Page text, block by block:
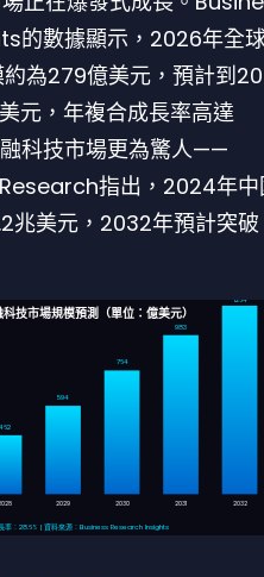
的數據顯示，2026年全
為279億美元，預計到
元，年複合成長率高達
科技市場更為驚人——
指出，2024年中
兆美元，2032年預計突破
技市場規模預測（單位：億美元）
462
594
2029
764
2030
983
2031
1264
2032
率：28.6% | 資料來源：Business Research Insights